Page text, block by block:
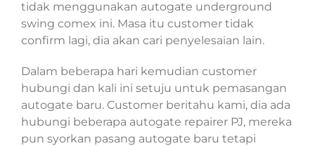
tidak menggunakan autogate underground
swing comex ini. Masa itu customer tidak
confirm lagi, dia akan cari penyelesaian lain.
Dalam beberapa hari kemudian customer
hubungi dan kali ini setuju untuk pemasangan
autogate baru. Customer beritahu kami, dia ada
hubungi beberapa autogate repairer PJ, mereka
pun syorkan pasang autogate baru tetapi